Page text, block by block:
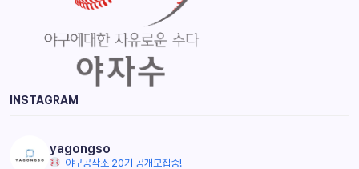
INSTAGRAM
yagongso
야구공작소 20기 공개모집중!